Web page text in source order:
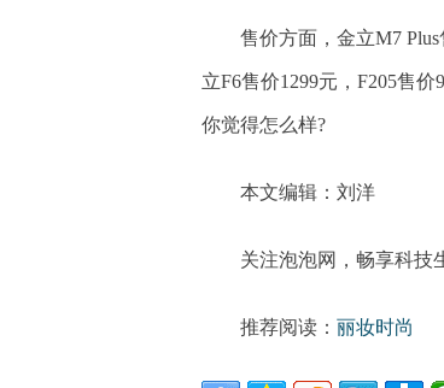
售价方面，金立M7 Plus
立F6售价1299元，F205售
你觉得怎么样?
本文编辑：刘洋
关注泡泡网，畅享科技
推荐阅读： 丽妆时尚